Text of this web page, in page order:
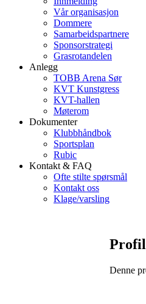
Vår organisasjon
Dommere
Samarbeidspartnere
Sponsorstrategi
Grasrotandelen
Anlegg
TOBB Arena Sør
KVT Kunstgress
KVT-hallen
Møterom
Dokumenter
Klubbhåndbok
Sportsplan
Rubic
Kontakt & FAQ
Ofte stilte spørsmål
Kontakt oss
Klage/varsling
Denne